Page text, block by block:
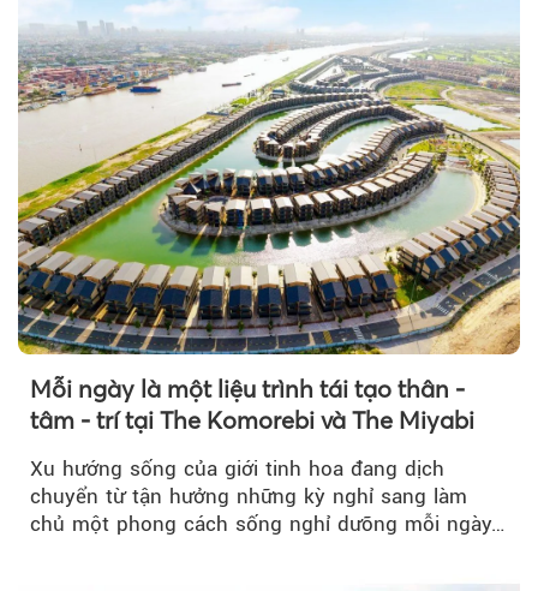
Mỗi ngày là một liệu trình tái tạo thân -
tâm - trí tại The Komorebi và The Miyabi
Xu hướng sống của giới tinh hoa đang dịch
chuyển từ tận hưởng những kỳ nghỉ sang làm
chủ một phong cách sống nghỉ dưỡng mỗi ngày…